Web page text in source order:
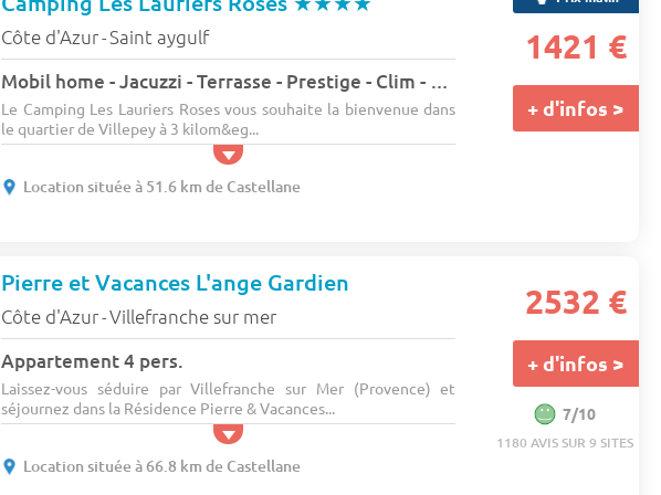
Côte d'Azur-Saint aygulf
Mobil home - Jacuzzi - Terrasse - Prestige - Clim - TV 4 pers.
Le Camping Les Lauriers Roses vous souhaite la bienvenue dans
le quartier de Villepey à 3 kilom&eg...
Location située à 51.6 km de Castellane
1421 €
+ d'infos >
Pierre et Vacances L'ange Gardien
Côte d'Azur-Villefranche sur mer
Appartement 4 pers.
Laissez-vous séduire par Villefranche sur Mer (Provence) et
séjournez dans la Résidence Pierre & Vacances...
Location située à 66.8 km de Castellane
2532 €
+ d'infos >
7/10
1180 AVIS SUR 9 SITES